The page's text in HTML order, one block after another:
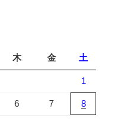
木 金 土
1
6 7 8